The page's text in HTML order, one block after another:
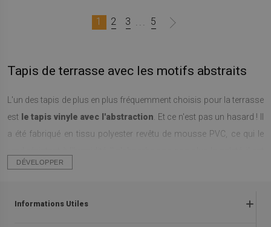
1 2 3 ... 5
Tapis de terrasse avec les motifs abstraits
L'un des tapis de plus en plus fréquemment choisis pour la terrasse
est le tapis vinyle avec l'abstraction . Et ce n'est pas un hasard ! Il
a été fabriqué en tissu polyester revêtu de mousse PVC, ce qui le
donc très facile de le garder propre. Il convient d'ajouter que les
maison. Surtout en été, nous passons la plupart de notre temps
DÉVELOPPER
Informations Utiles